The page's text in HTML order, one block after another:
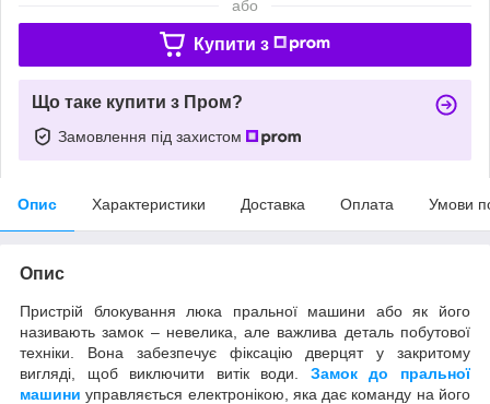
або
Купити з
Що таке купити з Пром?
Замовлення під захистом
Опис Характеристики Доставка Оплата Умови
Опис
Пристрій блокування люка пральної машини або як його
називають замок – невелика, але важлива деталь побутової
техніки. Вона забезпечує фіксацію дверцят у закритому
вигляді, щоб виключити витік води. Замок до пральної
машини управляється електронікою, яка дає команду на його